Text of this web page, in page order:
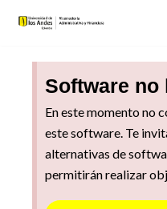
contenidoSoftware no
En este momento no
este software. Te
alternativas de
permitirán realizar